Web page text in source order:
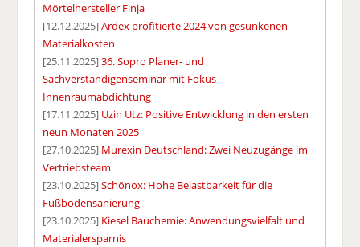
Mörtelhersteller Finja
[12.12.2025]Ardex profitierte 2024 von gesunkenen
Materialkosten
[25.11.2025]36. Sopro Planer- und
Sachverständigenseminar mit Fokus
Innenraumabdichtung
[17.11.2025] Uzin Utz: Positive Entwicklung in den ersten
neun Monaten 2025
[27.10.2025] Murexin Deutschland: Zwei Neuzugänge im
Vertriebsteam
[23.10.2025]Schönox: Hohe Belastbarkeit für die
Fußbodensanierung
[23.10.2025] Kiesel Bauchemie: Anwendungsvielfalt und
Materialersparnis